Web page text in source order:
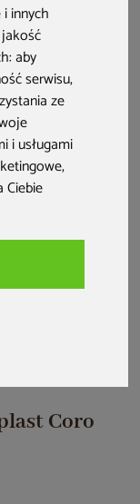
innych
aby
serwisu,
ze
i usługami
,
Coro